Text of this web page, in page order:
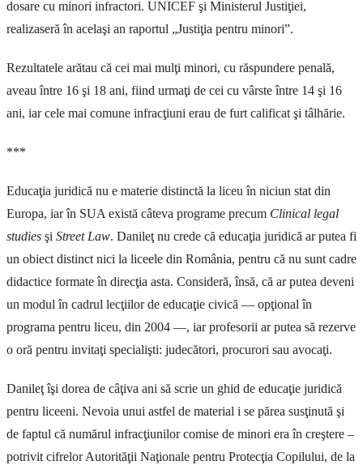
dosare cu minori infractori. UNICEF şi Ministerul Justiţiei,
realizaseră în acelaşi an raportul „Justiţia pentru minori”.
Rezultatele arătau că cei mai mulţi minori, cu răspundere penală,
aveau între 16 şi 18 ani, fiind urmaţi de cei cu vârste între 14 şi 16
ani, iar cele mai comune infracţiuni erau de furt calificat şi tâlhărie.
***
Educaţia juridică nu e materie distinctă la liceu în niciun stat din
Europa, iar în SUA există câteva programe precum Clinical legal
studies şi Street Law. Danileţ nu crede că educaţia juridică ar putea fi
un obiect distinct nici la liceele din România, pentru că nu sunt cadre
didactice formate în direcţia asta. Consideră, însă, că ar putea deveni
un modul în cadrul lecţiilor de educaţie civică — opţional în
programa pentru liceu, din 2004 —, iar profesorii ar putea să rezerve
o oră pentru invitaţi specialişti: judecători, procurori sau avocaţi.
Danileţ îşi dorea de câţiva ani să scrie un ghid de educaţie juridică
pentru liceeni. Nevoia unui astfel de material i se părea susţinută şi
de faptul că numărul infracţiunilor comise de minori era în creştere –
potrivit cifrelor Autorităţii Naţionale pentru Protecţia Copilului, de la